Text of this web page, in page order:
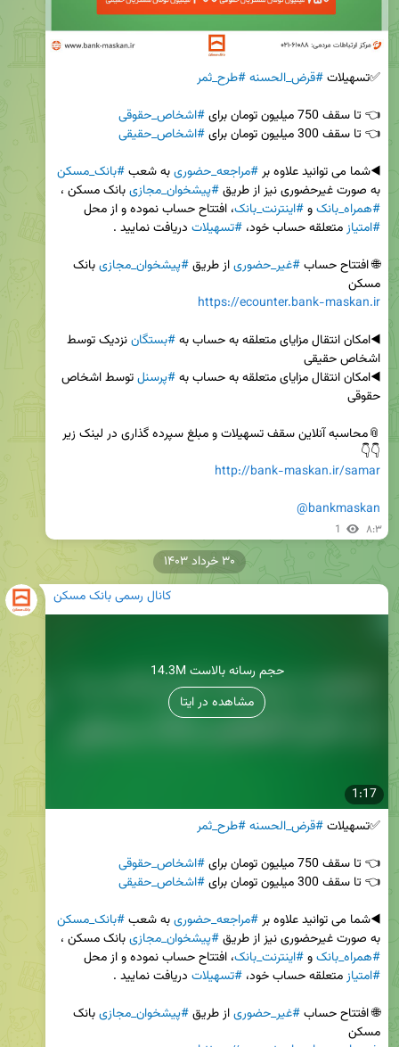
✅تسهیلات #قرض_الحسنه#طرح_ثمر
👈 تا سقف 750 میلیون تومان برای
#اشخاص_حقوقی
👈 تا سقف 300 میلیون تومان برای
#اشخاص_حقیقی
◀️شما می توانید علاوه بر #مراجعه_حضوری به شعب #بانک_مسکن
به صورت غیرحضوری نیز از طریق #پیشخوان_مجازی بانک مسکن ،
#همراه_بانک و #اینترنت_بانک، افتتاح حساب نموده و از محل
#امتیاز متعلقه حساب خود، #تسهیلات
🌐 افتتاح حساب #غیر_حضوری از طریق #پیشخوان_مجازی
مسکن
https://ecounter.bank-maskan.ir
◀️امکان انتقال مزایای متعلقه به حساب به #بستگان
◀️امکان انتقال مزایای متعلقه به حساب به #پرسنل
👇👇
http://bank-maskan.ir/samar
@bankmaskan
1 ۸:۳
کانال رسمی بانک مسکن
1:17
14.3M حجم رسانه بالاست
مشاهده در ایتا
✅تسهیلات #قرض_الحسنه#طرح_ثمر
👈 تا سقف 750 میلیون تومان برای
#اشخاص_حقوقی
👈 تا سقف 300 میلیون تومان برای
#اشخاص_حقیقی
◀️شما می توانید علاوه بر #مراجعه_حضوری به شعب #بانک_مسکن
به صورت غیرحضوری نیز از طریق #پیشخوان_مجازی بانک مسکن ،
#همراه_بانک و #اینترنت_بانک، افتتاح حساب نموده و از محل
#امتیاز متعلقه حساب خود، #تسهیلات
🌐 افتتاح حساب #غیر_حضوری از طریق #پیشخوان_مجازی
مسکن
۳۰ خرداد ۱۴۰۳